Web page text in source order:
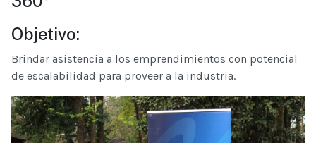
Objetivo:
Brindar asistencia a los emprendimientos con potencial
de escalabilidad para proveer a la industria.